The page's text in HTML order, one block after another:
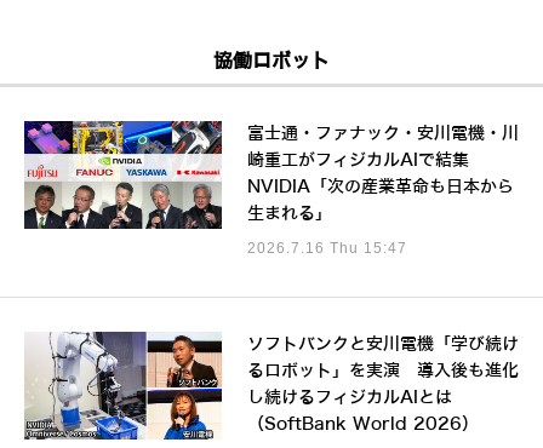
協働ロボット
富士通・ファナック・安川電機・川
崎重工がフィジカルAIで結集
NVIDIA「次の産業革命も日本から
生まれる」
2026.7.16 Thu 15:47
ソフトバンクと安川電機「学び続け
るロボット」を実演 導入後も進化
し続けるフィジカルAIとは
（SoftBank World 2026）